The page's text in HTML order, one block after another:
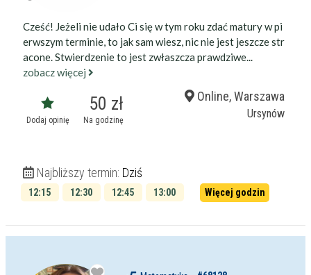
Cześć! Jeżeli nie udało Ci się w tym roku zdać matury w pi
erwszym terminie, to jak sam wiesz, nic nie jest jeszcze str
acone. Stwierdzenie to jest zwłaszcza prawdziwe...
zobacz więcej
Dodaj opinię
50 zł
Na godzinę
Online, Warszawa
Ursynów
Najbliższy termin: Dziś
12:15 12:30 12:45
13:00
Więcej godzin